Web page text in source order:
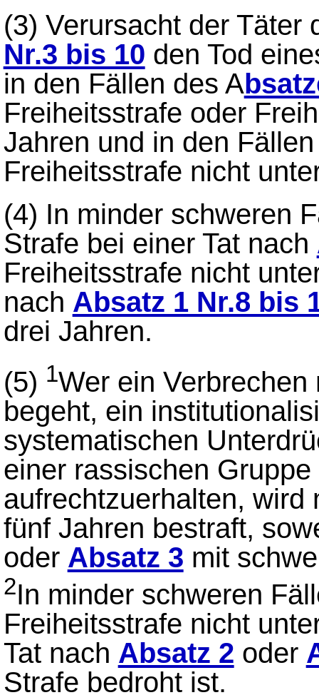
(3) Verursacht der Täter
Nr.3 bis 10 den Tod
in den Fällen des A
Freiheitsstrafe oder
Jahren und in den
Freiheitsstrafe nicht
(4) In minder schweren
Strafe bei einer Tat nach
Freiheitsstrafe nicht
nach Absatz 1 Nr.8 bis
drei Jahren.
(5) 1Wer ein
begeht, ein
systematischen
einer rassischen
aufrechtzuerhalten, wird
fünf Jahren bestraft,
oder Absatz 3 mit
2In minder schweren
Freiheitsstrafe nicht
Tat nach Absatz 2 oder
Strafe bedroht ist.